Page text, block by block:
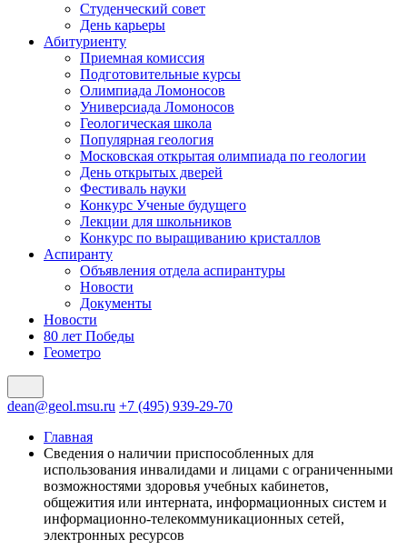
Студенческий совет
День карьеры
Абитуриенту
Приемная комиссия
Подготовительные курсы
Олимпиада Ломоносов
Универсиада Ломоносов
Геологическая школа
Популярная геология
Московская открытая олимпиада по геологии
День открытых дверей
Фестиваль науки
Конкурс Ученые будущего
Лекции для школьников
Конкурс по выращиванию кристаллов
Аспиранту
Объявления отдела аспирантуры
Новости
Документы
Новости
80 лет Победы
Геометро
dean@geol.msu.ru +7 (495) 939-29-70
Главная
Сведения о наличии приспособленных для
использования инвалидами и лицами с ограниченными
возможностями здоровья учебных кабинетов,
общежития или интерната, информационных систем и
информационно-телекоммуникационных сетей,
электронных ресурсов